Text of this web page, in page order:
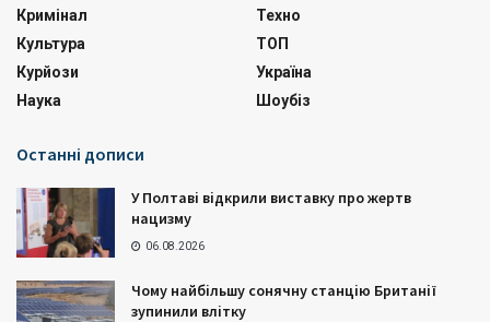
Кримінал
Культура
Курйози
Наука
Техно
ТОП
Україна
Шоубіз
Останні дописи
У Полтаві відкрили виставку про жертв
нацизму
06.08.2026
Чому найбільшу сонячну станцію Британії
зупинили влітку